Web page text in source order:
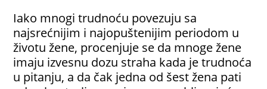
Iako mnogi trudnoću povezuju sa
najsrećnijim i najopuštenijim periodom u
životu žene, procenjuje se da mnoge žene
imaju izvesnu dozu straha kada je trudnoća
u pitanju, a da čak jedna od šest žena pati